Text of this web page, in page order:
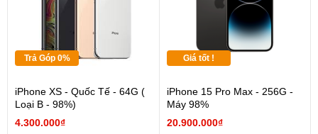
Trả Góp 0%
iPhone XS - Quốc Tế - 64G (
Loại B - 98%)
4.300.000₫
Giá tốt !
iPhone 15 Pro Max - 256G -
Máy 98%
20.900.000₫